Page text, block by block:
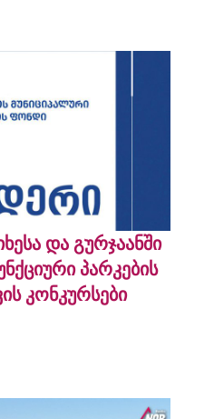
და გურჯაანში
პარკების
კონკურსები